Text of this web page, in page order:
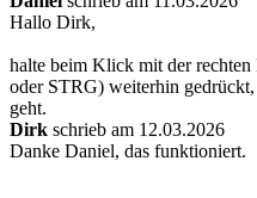
Hallo Dirk,
halte beim Klick mit der
oder STRG) weiterhin
geht.
Dirk schrieb am 12.03.2026
Danke Daniel, das funktioniert.